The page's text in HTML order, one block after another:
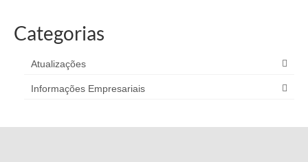
Categorias
Atualizações
Informações Empresariais